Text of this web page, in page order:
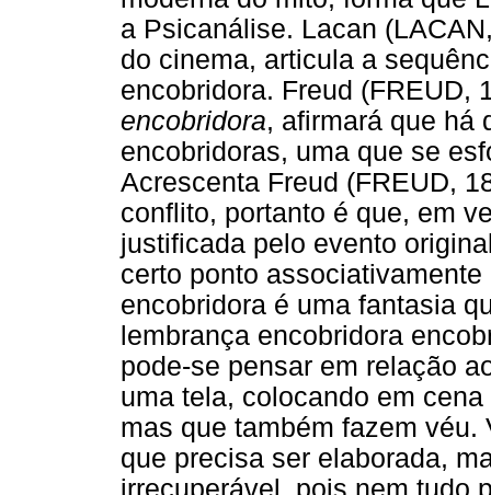
a Psicanálise. Lacan
do cinema, articula a
encobridora. Freud (FREUD,
encobridora, afirmará que há
encobridoras, uma que se
Acrescenta Freud (FREUD,
conflito, portanto é que, em
justificada pelo evento
certo ponto
encobridora é uma fantasia
lembrança encobridora
pode-se pensar em relação
uma tela, colocando em
mas que também fazem
que precisa ser elaborada,